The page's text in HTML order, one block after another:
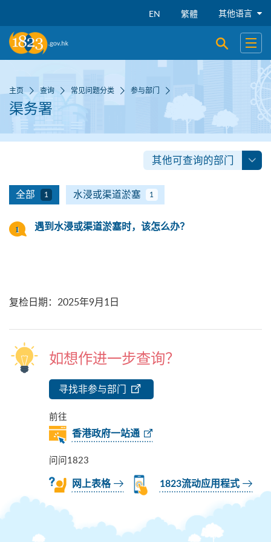
EN 繁體 其他语言
开启搜寻
开启
主页 查询 常见问题分类 参与部门
渠务署
其他可查询的部门
全部 1 水浸或渠道淤塞 1
遇到水浸或渠道淤塞时，该怎么办？
复检日期： 2025年9月1日
如想作进一步查询？
寻找非参与部门
前往
香港政府一站通
问问1823
网上表格 1823流动应用程式